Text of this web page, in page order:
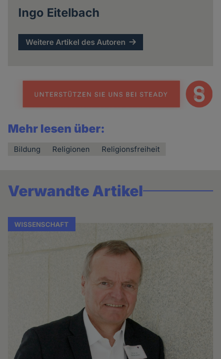
Ingo Eitelbach
Weitere Artikel des Autoren
Mehr lesen über:
Bildung Religionen Religionsfreiheit
Verwandte Artikel
WISSENSCHAFT